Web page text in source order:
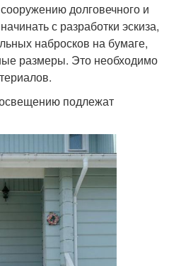
долговечного и
с разработки эскиза,
набросков на бумаге,
размеры. Это необходимо
подлежат